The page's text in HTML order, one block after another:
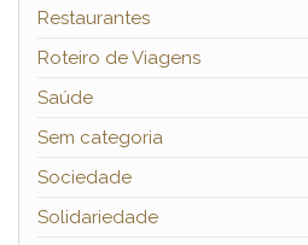
Restaurantes
Roteiro de Viagens
Saúde
Sem categoria
Sociedade
Solidariedade